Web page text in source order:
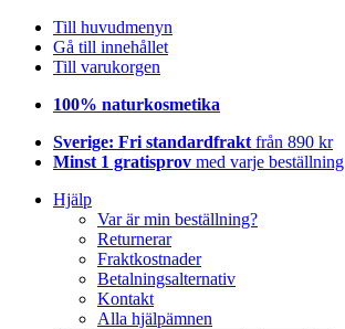
Till huvudmenyn
Gå till innehållet
Till varukorgen
100% naturkosmetika
Sverige: Fri standardfrakt från 890 kr
Minst 1 gratisprov med varje beställning
Hjälp
Var är min beställning?
Returnerar
Fraktkostnader
Betalningsalternativ
Kontakt
Alla hjälpämnen